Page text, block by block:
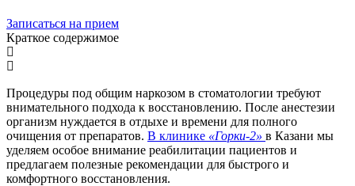
Записаться на прием
Краткое содержимое
Процедуры под общим наркозом в стоматологии требуют
внимательного подхода к восстановлению. После анестезии
организм нуждается в отдыхе и времени для полного
очищения от препаратов. В клинике «Горки-2» в Казани мы
уделяем особое внимание реабилитации пациентов и
предлагаем полезные рекомендации для быстрого и
комфортного восстановления.